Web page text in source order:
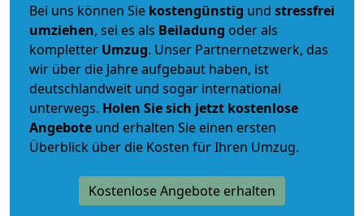
Bei uns können Sie kostengünstig und stressfrei
umziehen, sei es als Beiladung oder als
kompletter Umzug. Unser Partnernetzwerk, das
wir über die Jahre aufgebaut haben, ist
deutschlandweit und sogar international
unterwegs. Holen Sie sich jetzt kostenlose
Angebote und erhalten Sie einen ersten
Überblick über die Kosten für Ihren Umzug.
Kostenlose Angebote erhalten